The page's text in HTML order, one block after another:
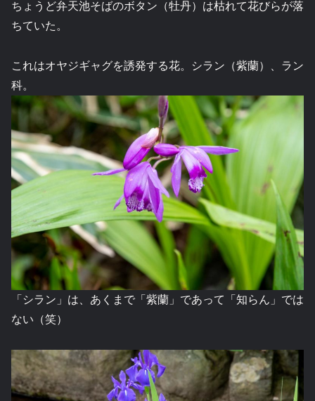
ちょうど弁天池そばのボタン（牡丹）は枯れて花びらが落
ちていた。
これはオヤジギャグを誘発する花。シラン（紫蘭）、ラン
科。
「シラン」は、あくまで「紫蘭」であって「知らん」では
ない（笑）